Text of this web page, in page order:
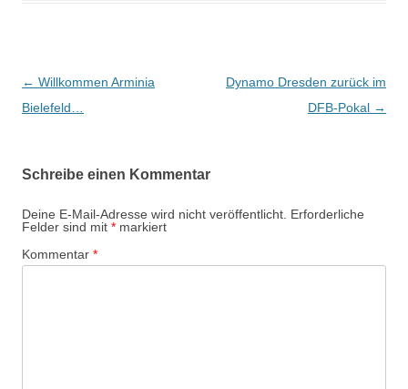
Beitrags-
Navigation
← Willkommen Arminia
Bielefeld…
Dynamo Dresden zurück im
DFB-Pokal →
Schreibe einen Kommentar
Deine E-Mail-Adresse wird nicht veröffentlicht. Erforderliche
Felder sind mit * markiert
Kommentar *